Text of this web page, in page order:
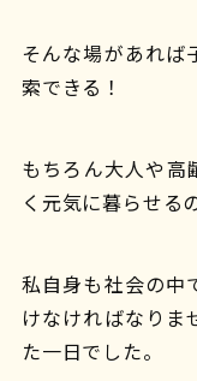
そんな場があれば
索できる！
もちろん大人や高
く元気に暮らせる
私自身も社会の中
けなければなりま
た一日でした。